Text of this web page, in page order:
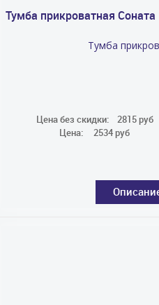
Тумба прикроватная Соната
Тумба
Цена без скидки:
2815 руб
Цена:
2534 руб